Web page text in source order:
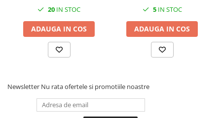
20 IN STOC
ADAUGA IN COS
5IN STOC
ADAUGA IN COS
Newsletter Nu rata ofertele si promotiile noastre